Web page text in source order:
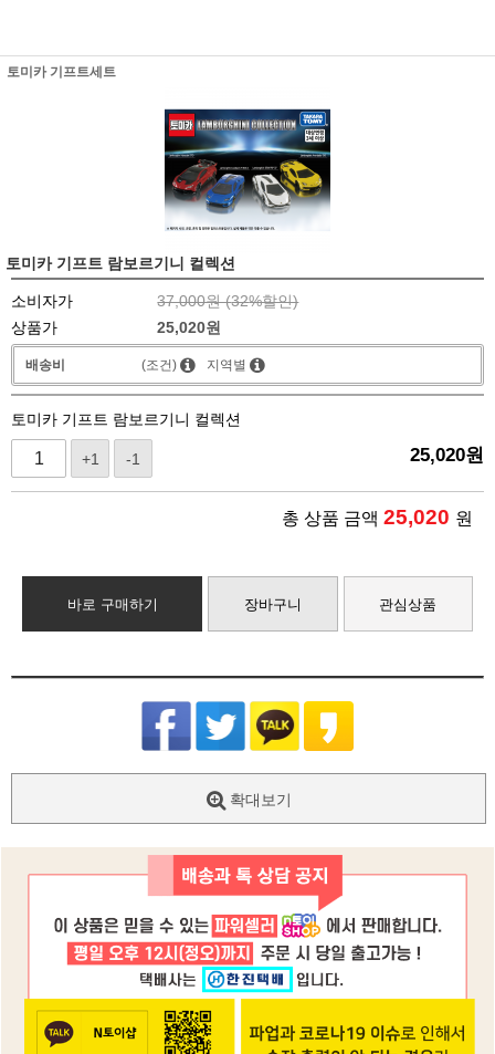
토미카 기프트세트
토미카 기프트 람보르기니 컬렉션
소비자가 37,000원 (32%할인)
상품가
25,020원
배송비 (조건) 지역별
토미카 기프트 람보르기니 컬렉션
+1 -1 25,020원
총 상품 금액 25,020 원
바로 구매하기 장바구니 관심상품
확대보기